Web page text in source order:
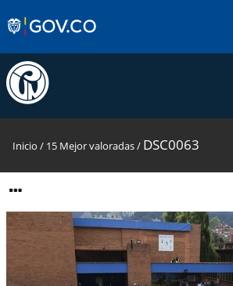
Inicio / 15 Mejor valoradas/ DSC0063